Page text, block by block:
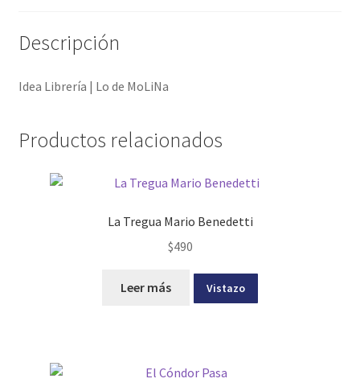
Descripción
Idea Librería | Lo de MoLiNa
Productos relacionados
La Tregua Mario Benedetti
$490
Leer más Vistazo